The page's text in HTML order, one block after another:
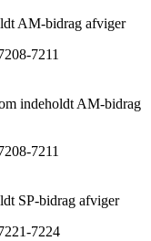
AM-bidrag afviger
7211
indeholdt AM-bidrag
7211
SP-bidrag afviger
7224